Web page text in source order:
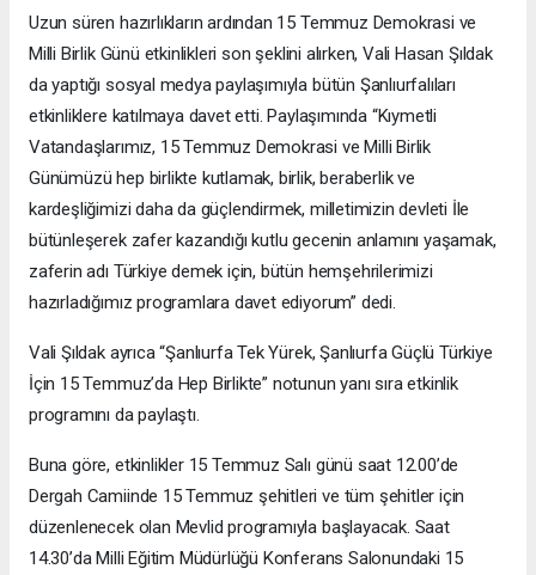
Uzun süren hazırlıkların ardından 15 Temmuz Demokrasi ve
Milli Birlik Günü etkinlikleri son şeklini alırken, Vali Hasan Şıldak
da yaptığı sosyal medya paylaşımıyla bütün Şanlıurfalıları
etkinliklere katılmaya davet etti. Paylaşımında “Kıymetli
Vatandaşlarımız, 15 Temmuz Demokrasi ve Milli Birlik
Günümüzü hep birlikte kutlamak, birlik, beraberlik ve
kardeşliğimizi daha da güçlendirmek, milletimizin devleti İle
bütünleşerek zafer kazandığı kutlu gecenin anlamını yaşamak,
zaferin adı Türkiye demek için, bütün hemşehrilerimizi
hazırladığımız programlara davet ediyorum” dedi.
Vali Şıldak ayrıca “Şanlıurfa Tek Yürek, Şanlıurfa Güçlü Türkiye
İçin 15 Temmuz’da Hep Birlikte” notunun yanı sıra etkinlik
programını da paylaştı.
Buna göre, etkinlikler 15 Temmuz Salı günü saat 12.00’de
Dergah Camiinde 15 Temmuz şehitleri ve tüm şehitler için
düzenlenecek olan Mevlid programıyla başlayacak. Saat
14.30’da Milli Eğitim Müdürlüğü Konferans Salonundaki 15